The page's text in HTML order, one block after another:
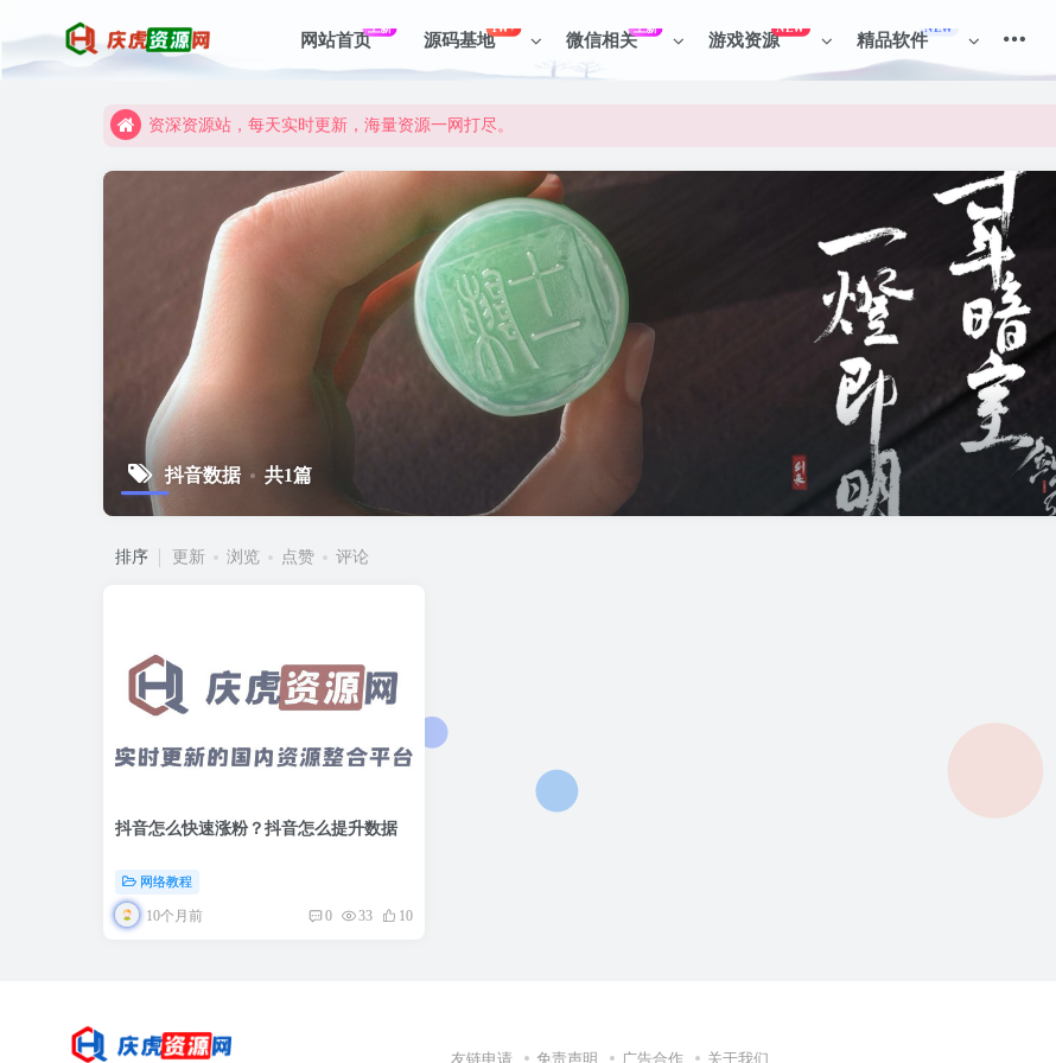
网站首页
上新
源码基地
1W+
微信相关
上新
游戏资源
NEW
精品软件
NEW
资深资源站，每天实时更新，海量资源一网打尽。
资深资源站，每天实时更新，海量资源一网打尽。
抖音数据 共1篇
排序 更新 浏览 点赞 评论
抖音怎么快速涨粉？抖音怎么提升数据
网络教程
10个月前 0 33 10
友链申请 免责声明 广告合作 关于我们